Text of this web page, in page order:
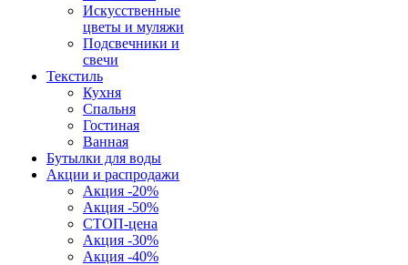
Искусственные
цветы и муляжи
Подсвечники и
свечи
Текстиль
Кухня
Спальня
Гостиная
Ванная
Бутылки для воды
Акции и распродажи
Акция -20%
Акция -50%
СТОП-цена
Акция -30%
Акция -40%